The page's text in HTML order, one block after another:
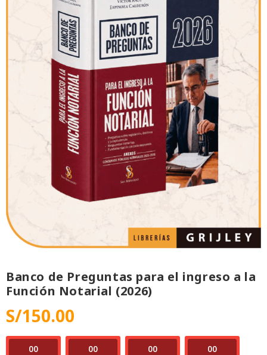
Banco de Preguntas para el ingreso a la
Función Notarial (2026)
S/150.00
00 00 00 00